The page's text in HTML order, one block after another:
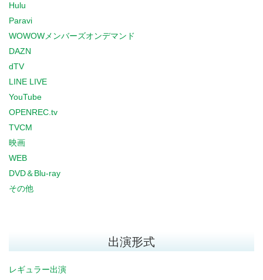
Hulu
Paravi
WOWOWメンバーズオンデマンド
DAZN
dTV
LINE LIVE
YouTube
OPENREC.tv
TVCM
映画
WEB
DVD＆Blu-ray
その他
出演形式
レギュラー出演